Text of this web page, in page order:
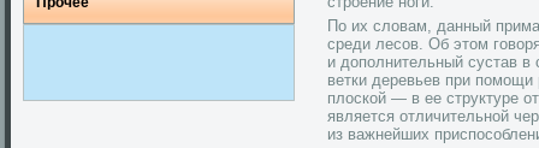
По их словам, данный
среди лесов. Об этом
и дополнительный сустав
ветки деревьев при помощи
плоской — в ее структуре
является отличительной
из важнейших